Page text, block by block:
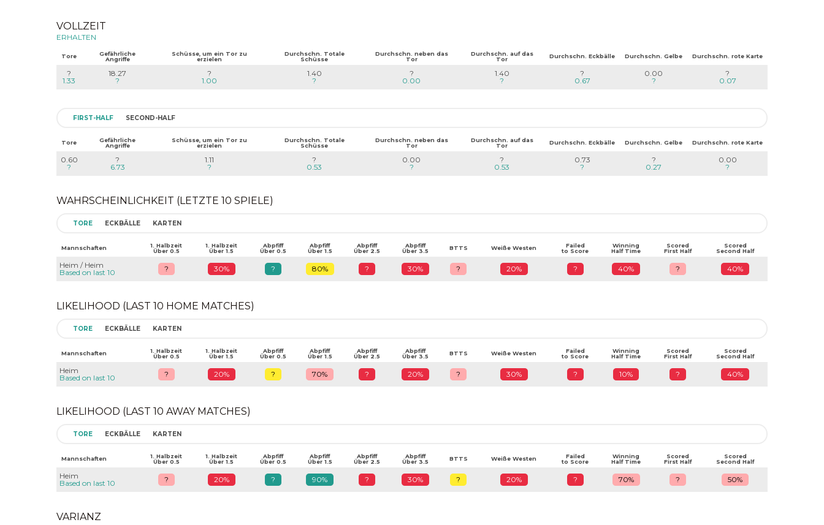
VOLLZEIT
ERHALTEN
Tore
Gefährliche
Angriffe
Schüsse, um ein Tor zu
erzielen
Durchschn. Totale
Schüsse
Durchschn. neben das
Tor
Durchschn. auf das
Tor
Durchschn. Eckbälle Durchschn. Gelbe Durchschn. rote Karte
?
1.33
18.27
?
?
1.00
1.40
?
?
0.00
1.40
?
?
0.67
0.00
?
?
0.07
FIRST-HALF SECOND-HALF
Tore
Gefährliche
Angriffe
Schüsse, um ein Tor zu
erzielen
Durchschn. Totale
Schüsse
Durchschn. neben das
Tor
Durchschn. auf das
Tor
Durchschn. Eckbälle Durchschn. Gelbe Durchschn. rote Karte
0.60
?
?
6.73
1.11
?
?
0.53
0.00
?
?
0.53
0.73
?
?
0.27
0.00
?
WAHRSCHEINLICHKEIT (LETZTE 10 SPIELE)
TORE ECKBÄLLE KARTEN
Mannschaften
1. Halbzeit
Über 0.5
1. Halbzeit
Über 1.5
Abpfiff
Über 0.5
Abpfiff
Über 1.5
Abpfiff
Über 2.5
Abpfiff
Über 3.5
BTTS Weiße Westen
Failed
to Score
Winning
Half Time
Scored
First Half
Scored
Second Half
Heim / Heim
Based on last 10
? 30% ? 80% ? 30% ? 20% ? 40% ? 40%
LIKELIHOOD (LAST 10 HOME MATCHES)
TORE ECKBÄLLE KARTEN
Mannschaften
1. Halbzeit
Über 0.5
1. Halbzeit
Über 1.5
Abpfiff
Über 0.5
Abpfiff
Über 1.5
Abpfiff
Über 2.5
Abpfiff
Über 3.5
BTTS Weiße Westen
Failed
to Score
Winning
Half Time
Scored
First Half
Scored
Second Half
Heim
Based on last 10
? 20% ? 70% ? 20% ? 30% ? 10% ? 40%
LIKELIHOOD (LAST 10 AWAY MATCHES)
TORE ECKBÄLLE KARTEN
Mannschaften
1. Halbzeit
Über 0.5
1. Halbzeit
Über 1.5
Abpfiff
Über 0.5
Abpfiff
Über 1.5
Abpfiff
Über 2.5
Abpfiff
Über 3.5
BTTS Weiße Westen
Failed
to Score
Winning
Half Time
Scored
First Half
Scored
Second Half
Heim
Based on last 10
? 20% ? 90% ? 30% ? 20% ? 70% ? 50%
VARIANZ